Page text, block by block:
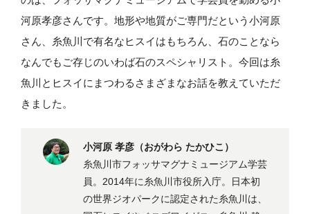
河原孝彦さんです。地形や地質がご専門だという小河原
さん、糸魚川で有名なヒスイはもちろん、石のことなら
なんでもご存じのいわば石のスペシャリスト。今回は糸
魚川とヒスイにまつわるさまざまなお話を教えていただ
きました。
小河原 孝彦（おがわら たかひこ）
糸魚川市フォッサマグナミュージアム学芸
員。2014年に糸魚川市役所入庁。日本初
の世界ジオパークに認定された糸魚川は、